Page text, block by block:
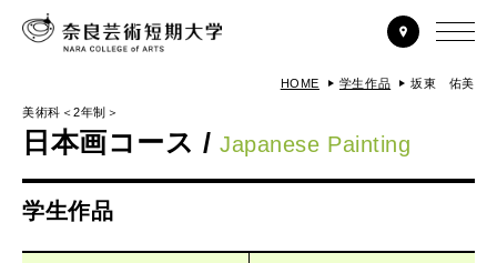
HOME 学生作品 坂東 佑美
美術科＜2年制＞
日本画コース /Japanese Painting
学生作品